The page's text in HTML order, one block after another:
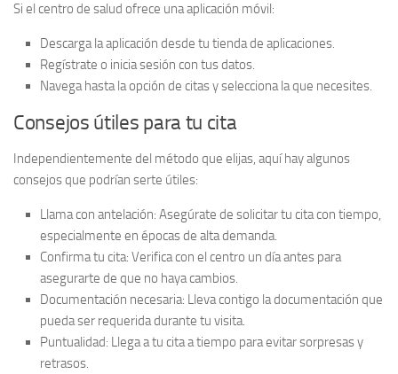
Si el centro de salud ofrece una aplicación móvil:
Descarga la aplicación desde tu tienda de aplicaciones.
Regístrate o inicia sesión con tus datos.
Navega hasta la opción de citasy selecciona la que necesites.
Consejos útiles para tu cita
Independientemente del método que elijas, aquí hay algunos
consejos que podrían serte útiles:
Llama con antelación: Asegúrate de solicitar tu cita con tiempo,
especialmente en épocas de alta demanda.
Confirma tu cita: Verifica con el centro un día antes para
asegurarte de que no haya cambios.
Documentación necesaria: Lleva contigo la documentación que
pueda ser requerida durante tu visita.
Puntualidad: Llega a tu cita a tiempo para evitar sorpresas y
retrasos.